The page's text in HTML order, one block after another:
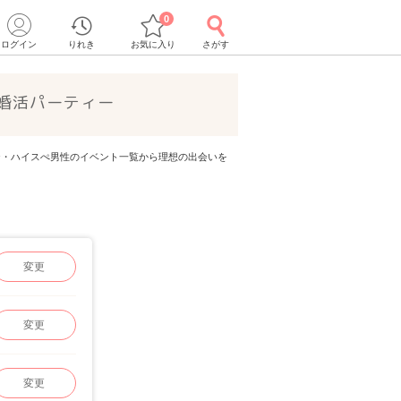
ログイン りれき お気に入り
0
さがす
活パーティー
ハイスぺ男性のイベント一覧から理想の出会いを
変更
変更
変更